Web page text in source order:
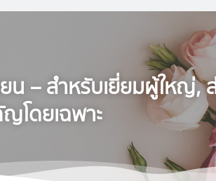
น – สำหรับเยี่ยมผู้ใหญ่,
โดยเฉพาะ